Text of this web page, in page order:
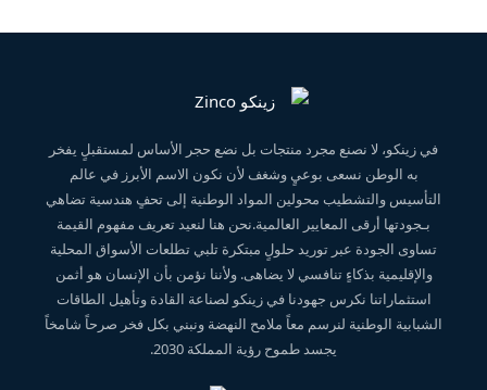
في زينكو، لا نصنع مجرد منتجات بل نضع حجر الأساس لمستقبلٍ يفخر
به الوطن نسعى بوعيٍ وشغف لأن نكون الاسم الأبرز في عالم
التأسيس والتشطيب محولين المواد الوطنية إلى تحفٍ هندسية تضاهي
بـجودتها أرقى المعايير العالمية.نحن هنا لنعيد تعريف مفهوم القيمة
تساوى الجودة عبر توريد حلولٍ مبتكرة تلبي تطلعات الأسواق المحلية
والإقليمية بذكاءٍ تنافسي لا يضاهى. ولأننا نؤمن بأن الإنسان هو أثمن
استثماراتنا نكرس جهودنا في زينكو لصناعة القادة وتأهيل الطاقات
الشبابية الوطنية لنرسم معاً ملامح النهضة ونبني بكل فخر صرحاً شامخاً
يجسد طموح رؤية المملكة 2030.